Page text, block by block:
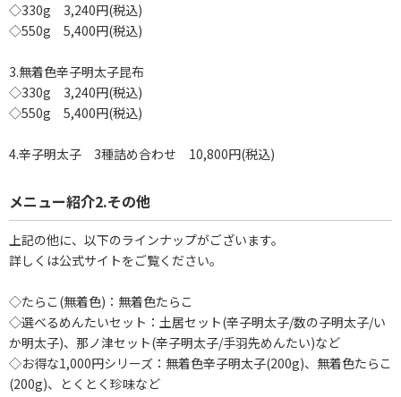
◇330g 3,240円(税込)
◇550g 5,400円(税込)
3.無着色辛子明太子昆布
◇330g 3,240円(税込)
◇550g 5,400円(税込)
4.辛子明太子 3種詰め合わせ 10,800円(税込)
メニュー紹介2.その他
上記の他に、以下のラインナップがございます。
詳しくは公式サイトをご覧ください。
◇たらこ(無着色)：無着色たらこ
◇選べるめんたいセット：土居セット(辛子明太子/数の子明太子/い
か明太子)、那ノ津セット(辛子明太子/手羽先めんたい)など
◇お得な1,000円シリーズ：無着色辛子明太子(200g)、無着色たらこ
(200g)、とくとく珍味など